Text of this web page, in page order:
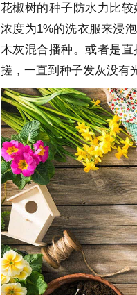
花椒树的种子防水力比
浓度为1%的洗衣服来浸
木灰混合播种。或者是
搓，一直到种子发灰没有